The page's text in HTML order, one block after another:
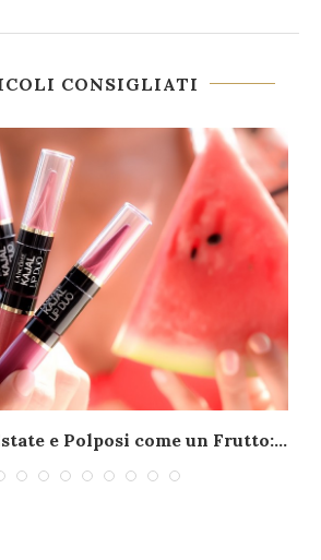
CONSIGLIATI
e Polposi come un Frutto:...